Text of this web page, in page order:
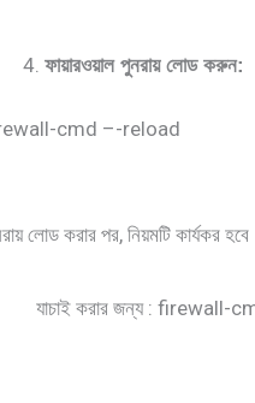
ফায়ারওয়াল পুনরায় লোড করুন:
cmd –-reload
লোড করার পর, নিয়মটি কার্যকর
করার জন্য : firewall-